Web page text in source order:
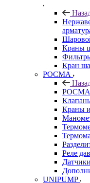
Краны
Кран
РОСМА
РОСМА
Краны
Реле
Датчики
UNIPUMP